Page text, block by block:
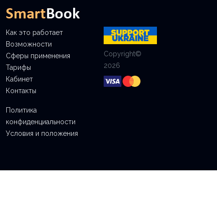
Как это работает
Возможности
Сферы применения
Тарифы
Кабинет
Контакты
Политика
конфиденциальности
Условия и положения
Copyright©
2026